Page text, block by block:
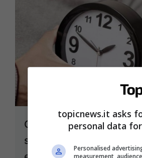
Ora legale tutto l’anno:
soluzione per
topicnews.it asks
personal data
Personalised
measurement,